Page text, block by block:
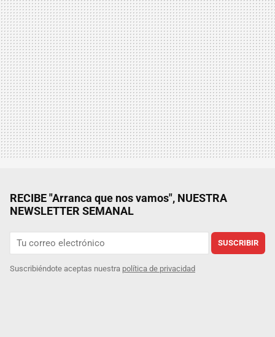
RECIBE "Arranca que nos vamos", NUESTRA
NEWSLETTER SEMANAL
SUSCRIBIR
Suscribiéndote aceptas nuestra política de privacidad